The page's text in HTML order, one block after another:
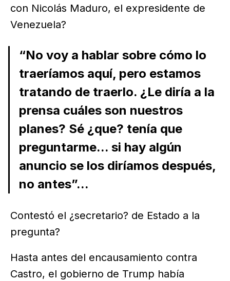
con Nicolás Maduro, el expresidente de
Venezuela?
“No voy a hablar sobre cómo lo
traeríamos aquí, pero estamos
tratando de traerlo. ¿Le diría a la
prensa cuáles son nuestros
planes? Sé ¿que? tenía que
preguntarme... si hay algún
anuncio se los diríamos después,
no antes”...
Contestó el ¿secretario? de Estado a la
pregunta?
Hasta antes del encausamiento contra
Castro, el gobierno de Trump había